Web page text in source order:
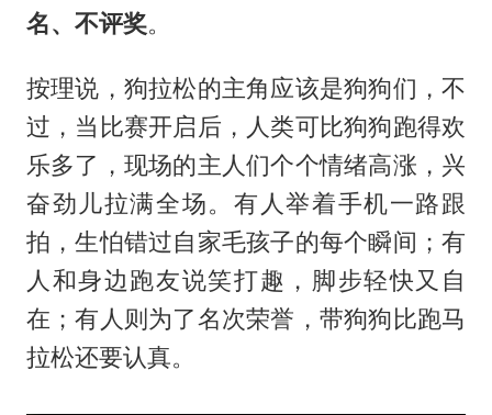
名、不评奖。
按理说，狗拉松的主角应该是狗狗们，不
过，当比赛开启后，人类可比狗狗跑得欢
乐多了，现场的主人们个个情绪高涨，兴
奋劲儿拉满全场。有人举着手机一路跟
拍，生怕错过自家毛孩子的每个瞬间；有
人和身边跑友说笑打趣，脚步轻快又自
在；有人则为了名次荣誉，带狗狗比跑马
拉松还要认真。